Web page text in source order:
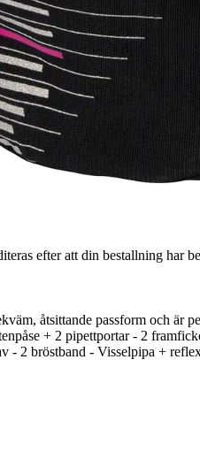
efter att din bestallning har
åtsittande passform och är
+ 2 pipettportar - 2
- 2 bröstband - Visselpipa +